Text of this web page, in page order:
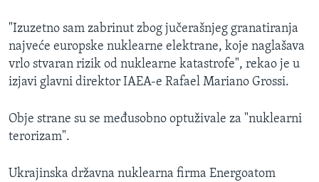
"Izuzetno sam zabrinut zbog jučerašnjeg granatiranja
najveće europske nuklearne elektrane, koje naglašava
vrlo stvaran rizik od nuklearne katastrofe", rekao je u
izjavi glavni direktor IAEA-e Rafael Mariano Grossi.
Obje strane su se međusobno optuživale za "nuklearni
terorizam".
Ukrajinska državna nuklearna firma Energoatom